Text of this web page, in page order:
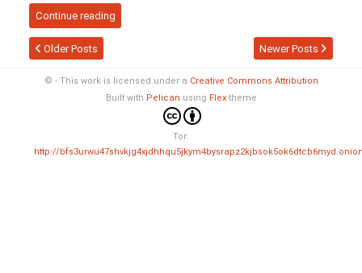
Continue reading
Older Posts Newer Posts
© - This work is licensed under a Creative Commons Attribution
Built with Pelican using Flextheme
Tor:
http://